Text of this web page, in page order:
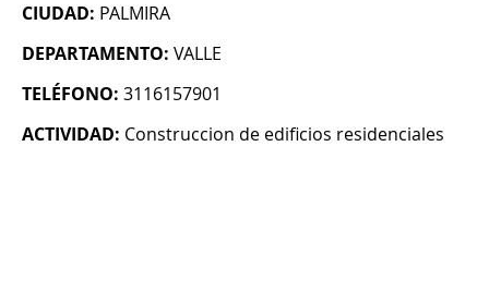
CIUDAD: PALMIRA
DEPARTAMENTO: VALLE
TELÉFONO: 3116157901
ACTIVIDAD: Construccion de edificios residenciales